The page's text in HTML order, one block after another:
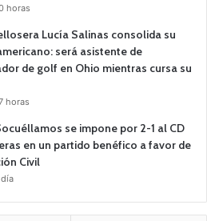
horas
Lucía Salinas consolida su
será asistente de
de golf en Ohio mientras cursa su
horas
se impone por 2-1 al CD
en un partido benéfico a favor de
Civil
día